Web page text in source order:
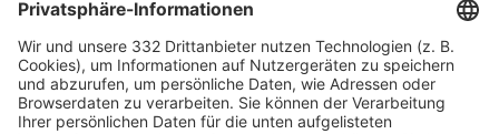
HÄUFIG BESUCHTE SEITEN
Pässe und Vereinswechsel
Trainerausbildung